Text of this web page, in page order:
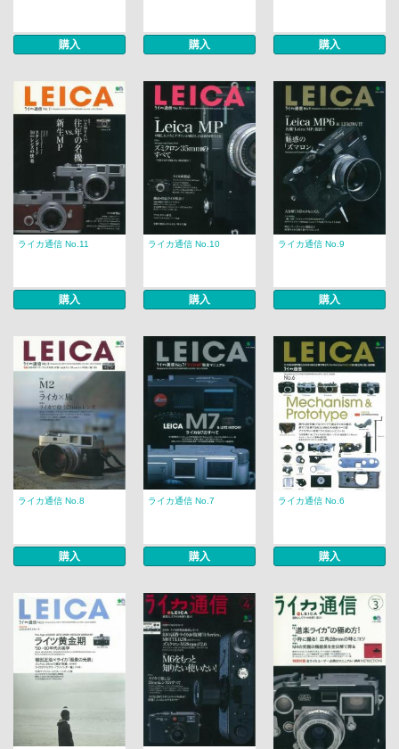
購入 購入 購入
ライカ通信 No.11
購入
ライカ通信 No.10
購入
ライカ通信 No.9
購入
ライカ通信 No.8
購入
ライカ通信 No.7
購入
ライカ通信 No.6
購入